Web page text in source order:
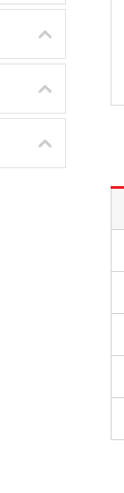
시정소식>시정 캘린더 게시판의 (2020년 11월) 달력형태로 일정명, 일정내용을 제공합니다.